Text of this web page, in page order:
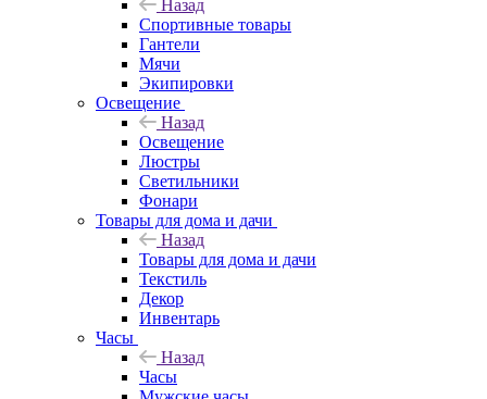
Назад
Спортивные товары
Гантели
Мячи
Экипировки
Освещение
Назад
Освещение
Люстры
Светильники
Фонари
Товары для дома и дачи
Назад
Товары для дома и дачи
Текстиль
Декор
Инвентарь
Часы
Назад
Часы